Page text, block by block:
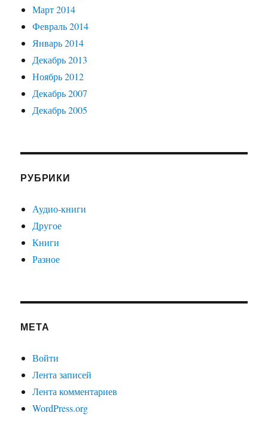
Март 2014
Февраль 2014
Январь 2014
Декабрь 2013
Ноябрь 2012
Декабрь 2007
Декабрь 2005
РУБРИКИ
Аудио-книги
Другое
Книги
Разное
МЕТА
Войти
Лента записей
Лента комментариев
WordPress.org